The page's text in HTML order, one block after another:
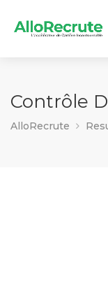
Contrôle
AlloRecrute